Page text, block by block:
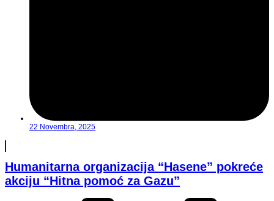
22 Novembra, 2025
Humanitarna organizacija “Hasene” pokreće
akciju “Hitna pomoć za Gazu”